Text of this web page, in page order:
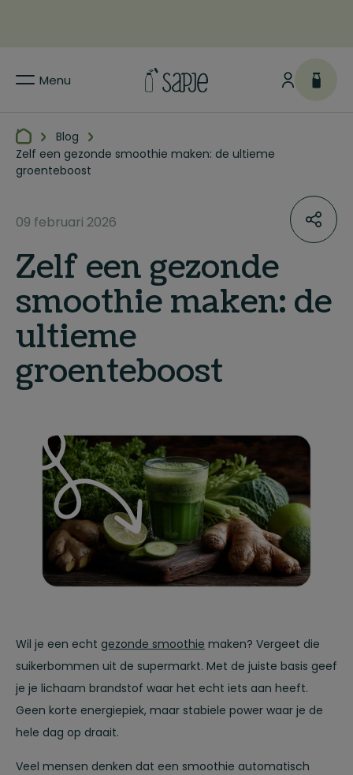
Menu
Blog
Zelf een gezonde smoothie maken: de ultieme
groenteboost
09 februari 2026
Zelf een gezonde
smoothie maken: de
ultieme
groenteboost
Wil je een echt gezonde smoothie maken? Vergeet die
suikerbommen uit de supermarkt. Met de juiste basis geef
je je lichaam brandstof waar het echt iets aan heeft.
Geen korte energiepiek, maar stabiele power waar je de
hele dag op draait.
Veel mensen denken dat een smoothie automatisch